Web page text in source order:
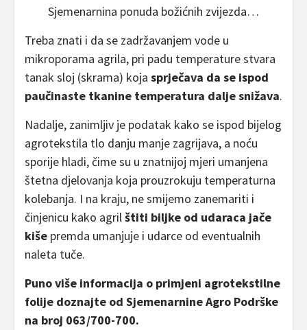
Sjemenarnina ponuda božićnih zvijezda…
Treba znati i da se zadržavanjem vode u
mikroporama agrila, pri padu temperature stvara
tanak sloj (skrama) koja sprječava da se ispod
paučinaste tkanine temperatura dalje snižava.
Nadalje, zanimljiv je podatak kako se ispod bijelog
agrotekstila tlo danju manje zagrijava, a noću
sporije hladi, čime su u znatnijoj mjeri umanjena
štetna djelovanja koja prouzrokuju temperaturna
kolebanja. I na kraju, ne smijemo zanemariti i
činjenicu kako agrilštiti biljke od udaraca jače
kiše premda umanjuje i udarce od eventualnih
naleta tuče.
Puno više informacija o primjeni agrotekstilne
folije doznajte od Sjemenarnine Agro Podrške
na broj 063/700-700.